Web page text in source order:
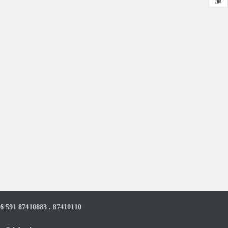
591 87410883 . 87410110